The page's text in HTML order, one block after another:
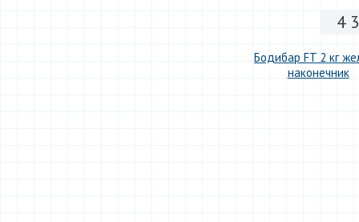
Бодибар FT 2 кг
наконечник
4